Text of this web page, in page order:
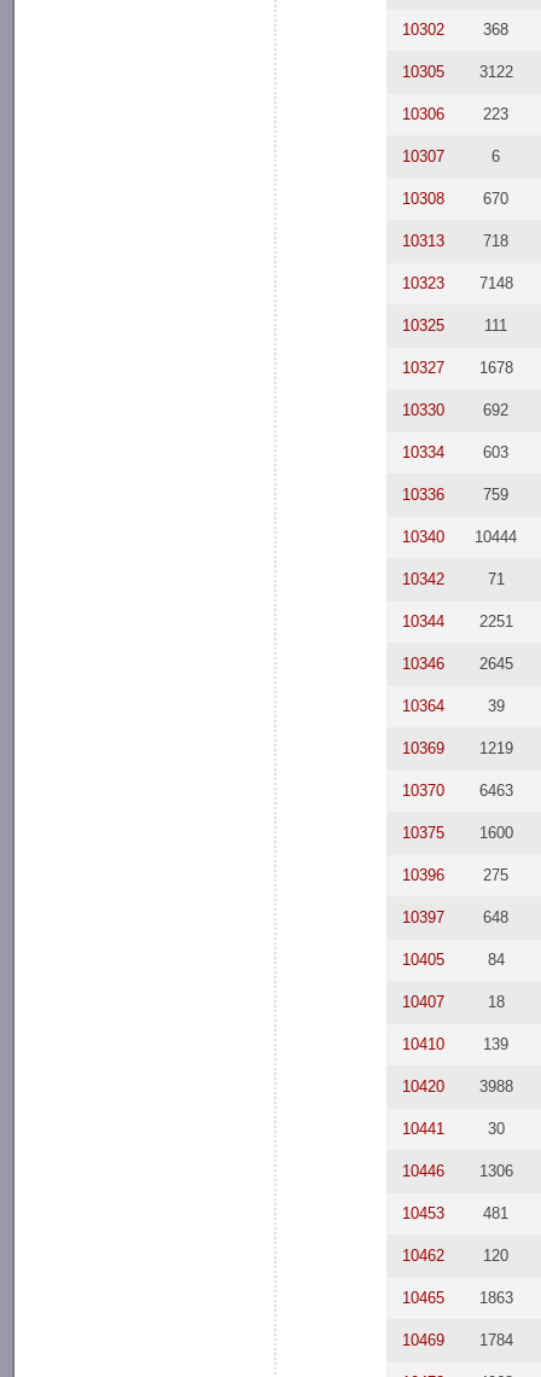
10302 368
10305 3122
10306 223
10307 6
10308 670
10313 718
10323 7148
10325 111
10327 1678
10330 692
10334 603
10336 759
10340 10444
10342 71
10344 2251
10346 2645
10364 39
10369 1219
10370 6463
10375 1600
10396 275
10397 648
10405 84
10407 18
10410 139
10420 3988
10441 30
10446 1306
10453 481
10462 120
10465 1863
10469 1784